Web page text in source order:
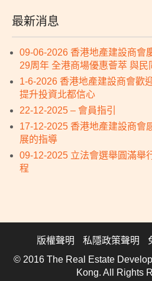
最新消息
09-06-2026 香港地產建設商會
29周年 全港商場優惠薈萃 與民
1-6-2026 香港地產建設商會歡
提升投資北都信心
22-12-2025 – 會員指引
17-12-2025 香港地產建設商會
展的指導
09-12-2025 立法會選舉圓滿
程
版權聲明 私隱政策聲明
© 2016 The Real Estate
Kong. All Rights